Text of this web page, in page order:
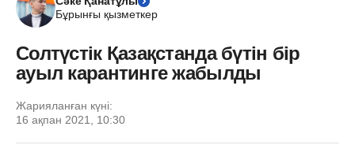
Бұрынғы қызметкер
Солтүстік Қазақстанда бүтін бір
ауыл карантинге жабылды
Жарияланған күні:
16 ақпан 2021, 10:30